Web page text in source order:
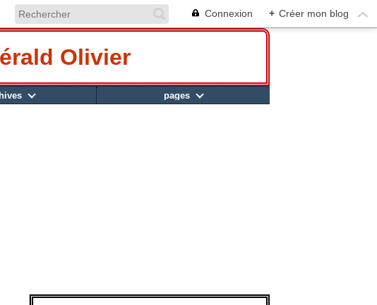
Connexion + Créer mon blog
Olivier
pages